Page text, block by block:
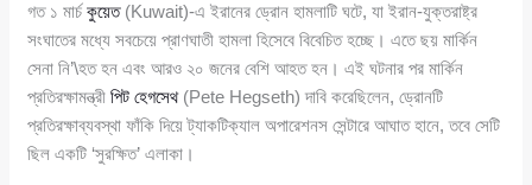
গত ১ মার্চকুয়েত(Kuwait)-এ ইরানের ড্রোন হামলাটি ঘটে, যা ইরান-যুক্তরাষ্ট্র
সংঘাতের মধ্যে সবচেয়ে প্রাণঘাতী হামলা হিসেবে বিবেচিত হচ্ছে। এতে ছয় মার্কিন
সেনা নি’\হত হন এবং আরও ২০ জনের বেশি আহত হন। এই ঘটনার পর মার্কিন
প্রতিরক্ষামন্ত্রীপিট হেগসেথ(Pete Hegseth) দাবি করেছিলেন, ড্রোনটি
প্রতিরক্ষাব্যবস্থা ফাঁকি দিয়ে ট্যাকটিক্যাল অপারেশনস সেন্টারে আঘাত হানে, তবে সেটি
ছিল একটি ‘সুরক্ষিত’ এলাকা।